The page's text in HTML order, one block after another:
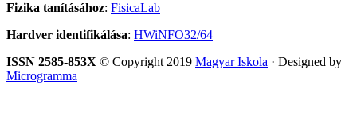
Fizika tanításához: FisicaLab
Hardver identifikálása: HWiNFO32/64
ISSN 2585-853X © Copyright 2019 Magyar Iskola · Designed by
Microgramma